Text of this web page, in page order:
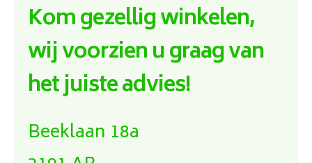
Kom gezellig winkelen,
wij voorzien u graag van
het juiste advies!
Beeklaan 18a